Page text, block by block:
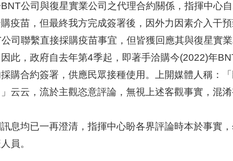
公司與復星實業公司之代理合約關係，指揮中心
疫苗，但最終我方完成簽署後，因外力因素介入干
司聯繫直接採購疫苗事宜，但皆獲回應其與復星實
此，政府自去年第4季起，即著手洽購今(2022)年
購合約簽署，供應民眾接種使用。上開媒體人稱：
云云，流於主觀恣意評論，無視上述客觀事實，混淆
息均已一再澄清，指揮中心盼各界評論時本於事實
員。